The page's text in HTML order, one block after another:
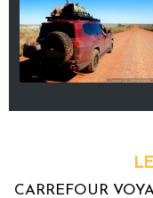
CARREFOUR